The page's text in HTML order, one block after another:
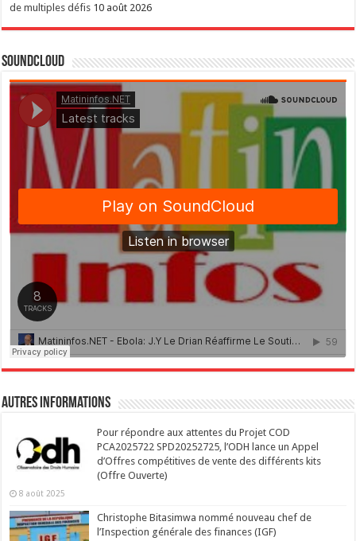
de multiples défis 10 août 2026
SoundCloud
Autres Informations
Pour répondre aux attentes du Projet COD
PCA2025722 SPD20252725, l’ODH lance un Appel
d’Offres compétitives de vente des différents kits
(Offre Ouverte)
8 août 2025
Christophe Bitasimwa nommé nouveau chef de
l’Inspection générale des finances (IGF)